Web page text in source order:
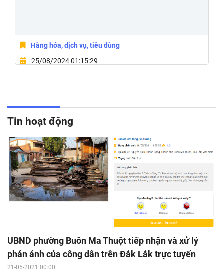
Hàng hóa, dịch vụ, tiêu dùng
25/08/2024 01:15:29
Tin hoạt động
UBND phường Buôn Ma Thuột tiếp nhận và xử lý
phản ánh của công dân trên Đắk Lắk trực tuyến
21-05-2021 00:00